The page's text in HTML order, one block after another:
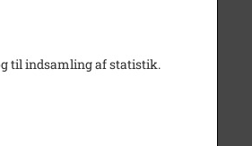
til indsamling af statistik.